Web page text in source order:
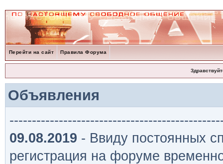
Перейти на сайт Правила Форума
Объявления
09.08.2019 - Ввиду постоянных
регистрация на форуме